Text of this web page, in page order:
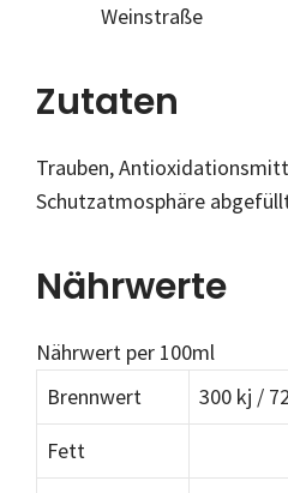
Weinstraße
Zutaten
Trauben,
Schutzatmosphäre
Nährwerte
Nährwert per 100ml
Brennwert
300 kj /
Fett